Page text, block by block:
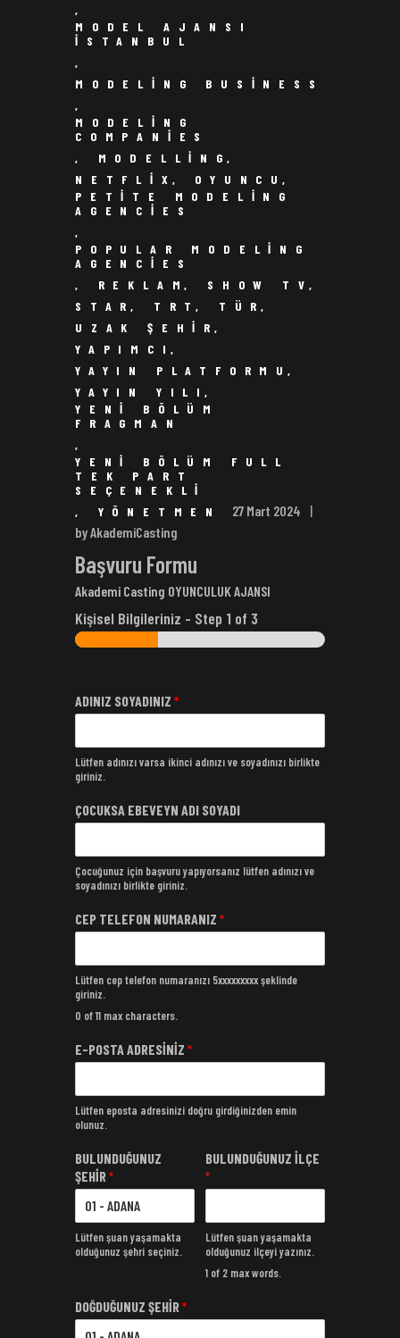
,
MODEL AJANSI
ISTANBUL
,
MODELING BUSINESS
,
MODELING
COMPANIES
, MODELLING,
NETFLIX, OYUNCU,
PETITE MODELING
AGENCIES
,
POPULAR MODELING
AGENCIES
, REKLAM, SHOW TV,
STAR, TRT, TÜR,
UZAK ŞEHIR,
YAPIMCI,
YAYIN PLATFORMU,
YAYIN YILI,
YENI BÖLÜM
FRAGMAN
,
YENI BÖLÜM FULL
TEK PART
SEÇENEKLI
, YÖNETMEN
27 Mart 2024
by AkademiCasting
Başvuru Formu
Akademi Casting OYUNCULUK AJANSI
Kişisel Bilgileriniz - Step 1 of 3
ADINIZ SOYADINIZ *
Lütfen adınızı varsa ikinci adınızı ve soyadınızı birlikte
giriniz.
ÇOCUKSA EBEVEYN ADI SOYADI
Çocuğunuz için başvuru yapıyorsanız lütfen adınızı ve
soyadınızı birlikte giriniz.
CEP TELEFON NUMARANIZ *
Lütfen cep telefon numaranızı 5xxxxxxxxx şeklinde
giriniz.
0 of 11 max characters.
E-POSTA ADRESİNİZ *
Lütfen eposta adresinizi doğru girdiğinizden emin
olunuz.
BULUNDUĞUNUZ
ŞEHİR*
Lütfen şuan yaşamakta
olduğunuz şehri seçiniz.
BULUNDUĞUNUZ İLÇE
*
Lütfen şuan yaşamakta
olduğunuz ilçeyi yazınız.
1 of 2 max words.
DOĞDUĞUNUZ ŞEHİR*